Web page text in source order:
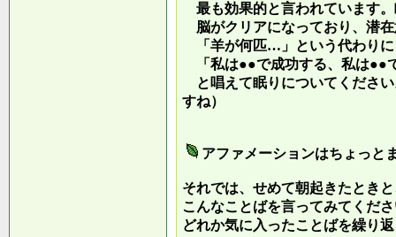
最も効果的と言われています
脳がクリアになっており、潜
「羊が何匹…」という代わりに
「私は●●で成功する、私は●●
と唱えて眠りについてくださ
すね）
アファメーションはちょっと
それでは、せめて朝起きたとき
こんなことばを言ってみてくだ
どれか気に入ったことばを繰り